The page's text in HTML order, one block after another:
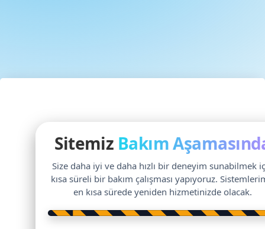
Sitemiz Bakım
Size daha iyi ve daha hızlı bir deneyim sunabilmek
kısa süreli bir bakım çalışması yapıyoruz.
en kısa sürede yeniden hizmetinizde olacak.